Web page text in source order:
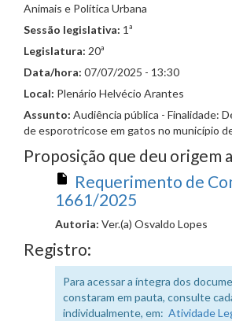
Animais e Política Urbana
Sessão legislativa: 1ª
Legislatura: 20ª
Data/hora: 07/07/2025 - 13:30
Local: Plenário Helvécio Arantes
Assunto: Audiência pública - Finalidade:
de esporotricose em gatos no município
Proposição que deu origem
Requerimento de
1661/2025
Autoria: Ver.(a) Osvaldo Lopes
Registro:
Para acessar a íntegra dos
constaram em pauta, consulte
individualmente, em: Atividade